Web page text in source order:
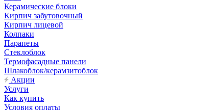
Керамические блоки
Кирпич забутовочный
Кирпич лицевой
Колпаки
Парапеты
Стеклоблок
Термофасадные панели
Шлакоблок/керамзитоблок
Акции
Услуги
Как купить
Условия оплаты